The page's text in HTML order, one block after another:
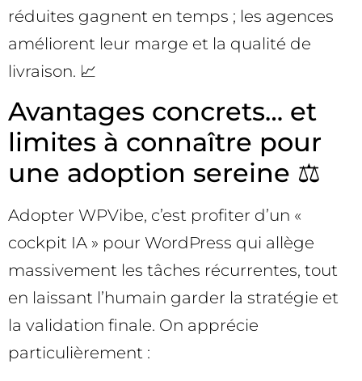
réduites gagnent en temps ; les agences
améliorent leur marge et la qualité de
livraison. 📈
Avantages concrets… et
limites à connaître pour
une adoption sereine ⚖️
Adopter WPVibe, c’est profiter d’un «
cockpit IA » pour WordPress qui allège
massivement les tâches récurrentes, tout
en laissant l’humain garder la stratégie et
la validation finale. On apprécie
particulièrement :